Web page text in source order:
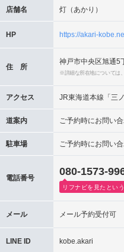
店舗名 灯（あかり）
HP https://akari-
住 所
神戸市中央区旭通5
※詳細な所在地については
アクセス JR東海道本線「三
道案内 ご予約時にお問い
駐車場 ご予約時にお問い
電話番号
080-1573-
リフナビを見たとい
メール メール予約受付可
LINE ID kobe.akari